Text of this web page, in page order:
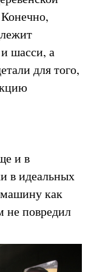
шасси, а
для того,
и в
в идеальных
машину как
не повредил